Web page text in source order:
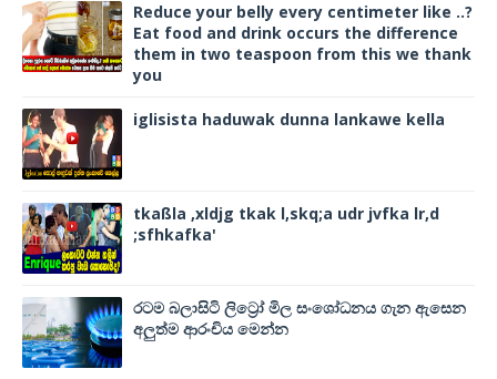
Reduce your belly every centimeter like ..?
Eat food and drink occurs the difference
them in two teaspoon from this we thank
you
iglisista haduwak dunna lankawe kella
tkaßla ,xldjg tkak l,skq;a udr jvfka lr,d
;sfhkafka'
රටම බලාසිටි ලිට්‍රෝ මිල සංශෝධනය ගැන ඇසෙන
අලුත්ම ආරංචිය මෙන්න